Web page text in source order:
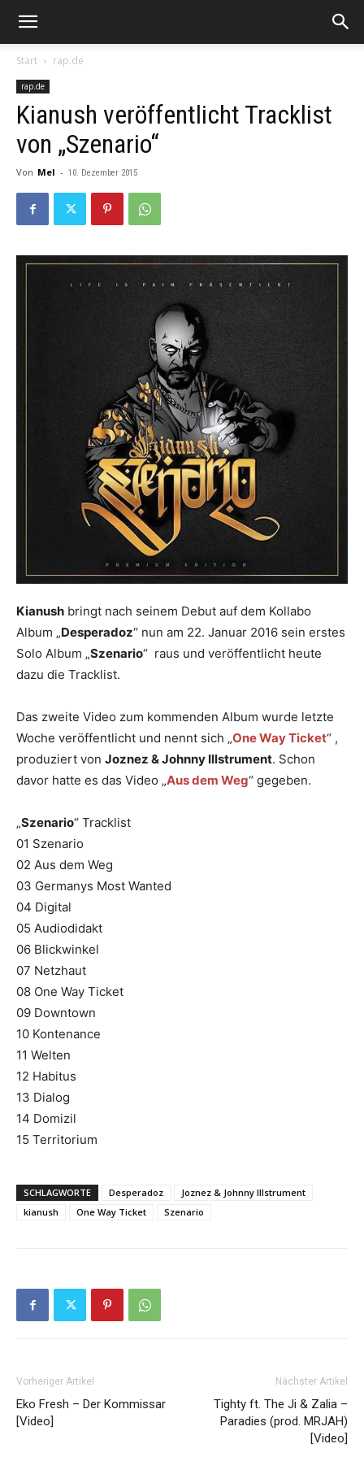
Start rap.de
rap.de
Kianush veröffentlicht Tracklist
von „Szenario“
Von Mel - 10. Dezember 2015
Kianush bringt nach seinem Debut auf dem Kollabo
Album „Desperadoz“ nun am 22. Januar 2016 sein erstes
Solo Album „Szenario“ raus und veröffentlicht heute
dazu die Tracklist.
Das zweite Video zum kommenden Album wurde letzte
Woche veröffentlicht und nennt sich „One Way Ticket“ ,
produziert von Joznez & Johnny Illstrument. Schon
davor hatte es das Video „Aus dem Weg“ gegeben.
„Szenario“ Tracklist
01 Szenario
02 Aus dem Weg
03 Germanys Most Wanted
04 Digital
05 Audiodidakt
06 Blickwinkel
07 Netzhaut
08 One Way Ticket
09 Downtown
10 Kontenance
11 Welten
12 Habitus
13 Dialog
14 Domizil
15 Territorium
SCHLAGWORTE Desperadoz
Joznez & Johnny Illstrument
kianush
One Way Ticket Szenario
Vorheriger Artikel
Eko Fresh – Der Kommissar
[Video]
Nächster Artikel
Tighty ft. The Ji & Zalia –
Paradies (prod. MRJAH)
[Video]